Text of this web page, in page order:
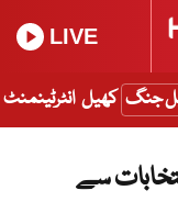
LIVE
جنگ کھیل انٹرٹینمنٹ
سے